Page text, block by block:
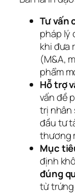
Tư vấn
pháp lý
khi đưa
(M&A,
phẩm
Hỗ trợ
vấn đề
trị nhân
đầu tư
thương
Mục
định
đúng
từ